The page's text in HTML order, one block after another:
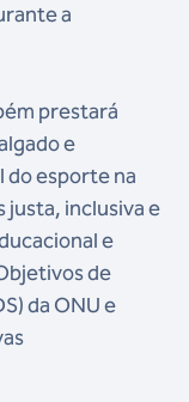
a
prestará
e
do esporte na
justa, inclusiva e
e
de
da ONU e